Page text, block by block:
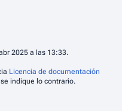
2025 a las 13:33.
Licencia de documentación
indique lo contrario.